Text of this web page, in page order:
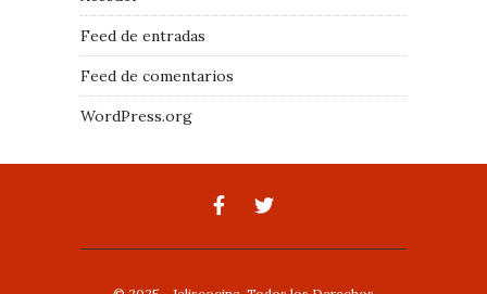
Feed de entradas
Feed de comentarios
WordPress.org